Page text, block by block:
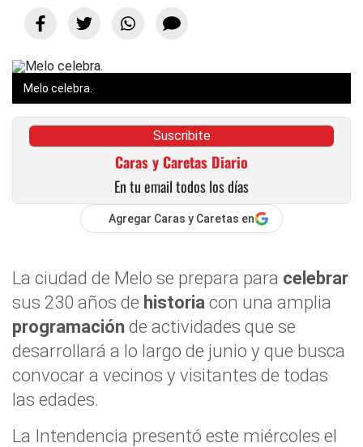
Melo celebra.
Suscribite
Caras y Caretas Diario
En tu email todos los días
Agregar Caras y Caretas en
La ciudad de Melo se prepara para celebrar
sus 230 años de historia con una amplia
programación de actividades que se
desarrollará a lo largo de junio y que busca
convocar a vecinos y visitantes de todas
las edades.
La Intendencia presentó este miércoles el